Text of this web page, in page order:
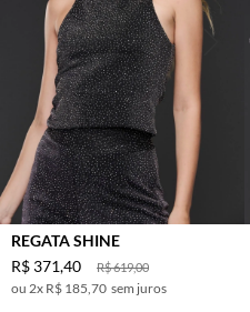
REGATA SHINE
R$619,00
R$ 371,40
2x R$ 185,70 sem juros